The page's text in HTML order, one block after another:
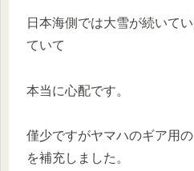
日本海側では大雪が続いて
ていて
本当に心配です。
僅少ですがヤマハのギア用
を補充しました。